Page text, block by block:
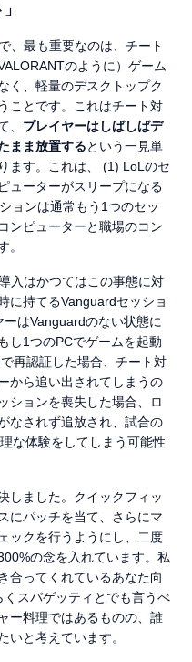
、最も重要なのは、チート
のように）ゲーム
く、軽量のデスクトップク
ことです。これはチート対
、 プレイヤーはしばしばデ
まま放置するという一見単
ます。これは、 (1) LoLのセ
ューターがスリープになる
ョンは通常もう1つのセッ
ンピューターと職場のコン
。
入はかつてはこの事態に対
に持てるVanguardセッショ
はVanguardのない状態に
し1つのPCでゲームを起動
再認証した場合、チート対
から追い出されてしまうの
ションを喪失した場合、ロ
なされず追放され、試合の
な体験をしてしまう可能性
しました。クイックフィッ
にパッチを当て、さらにマ
ックを行うようにし、二度
の念を入れています。私
合ってくれているあなた向
スパゲッティとでも言うべ
ー料理ではあるものの、誰
いと考えています。